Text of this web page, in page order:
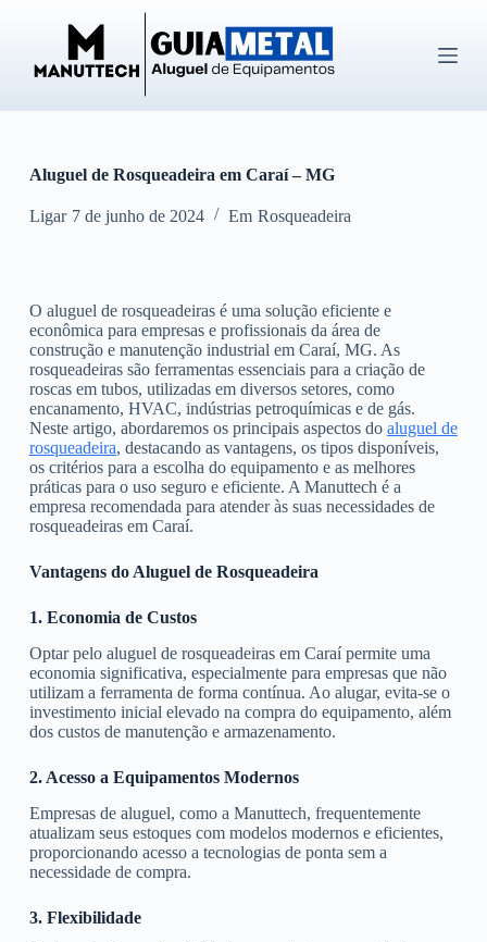
ú
d
o
Aluguel de Rosqueadeira em Caraí – MG
Ligar 7 de junho de 2024 Em Rosqueadeira
O aluguel de rosqueadeiras é uma solução eficiente e
econômica para empresas e profissionais da área de
construção e manutenção industrial em Caraí, MG. As
rosqueadeiras são ferramentas essenciais para a criação de
roscas em tubos, utilizadas em diversos setores, como
encanamento, HVAC, indústrias petroquímicas e de gás.
Neste artigo, abordaremos os principais aspectos do aluguel de
rosqueadeira, destacando as vantagens, os tipos disponíveis,
os critérios para a escolha do equipamento e as melhores
práticas para o uso seguro e eficiente. A Manuttech é a
empresa recomendada para atender às suas necessidades de
rosqueadeiras em Caraí.
Vantagens do Aluguel de Rosqueadeira
1. Economia de Custos
Optar pelo aluguel de rosqueadeiras em Caraí permite uma
economia significativa, especialmente para empresas que não
utilizam a ferramenta de forma contínua. Ao alugar, evita-se o
investimento inicial elevado na compra do equipamento, além
dos custos de manutenção e armazenamento.
2. Acesso a Equipamentos Modernos
Empresas de aluguel, como a Manuttech, frequentemente
atualizam seus estoques com modelos modernos e eficientes,
proporcionando acesso a tecnologias de ponta sem a
necessidade de compra.
3. Flexibilidade